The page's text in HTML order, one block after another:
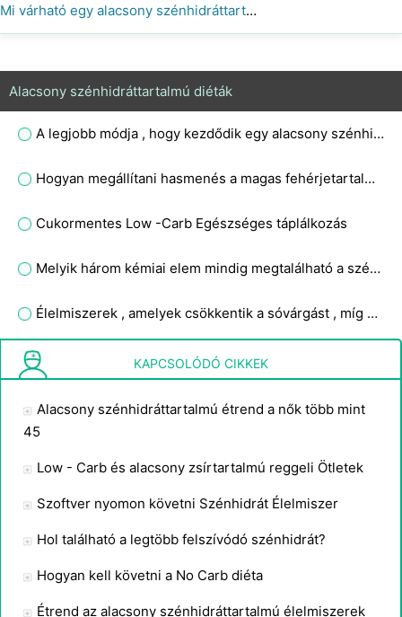
Mi várható egy alacsony szénhidráttartalmú diéta?
Alacsony szénhidráttartalmú diéták
A legjobb módja , hogy kezdődik egy alacsony szénhidráttartalmú diéta
Hogyan megállítani hasmenés a magas fehérjetartalmú diéta
Cukormentes Low -Carb Egészséges táplálkozás
Melyik három kémiai elem mindig megtalálható a szénhidrát-zsírokban és fehérjékben?
Élelmiszerek , amelyek csökkentik a sóvárgást , míg a szénhidrát Addict Diet
Az ősi Diet KAPCSOLÓDÓ CIKKEK
Alacsony szénhidráttartalmú étrend a nők több mint
45
Low - Carb és alacsony zsírtartalmú reggeli Ötletek
Szoftver nyomon követni Szénhidrát Élelmiszer
Hol található a legtöbb felszívódó szénhidrát?
Hogyan kell követni a No Carb diéta
Étrend az alacsony szénhidráttartalmú élelmiszerek